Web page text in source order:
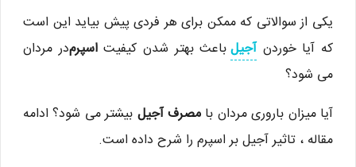
یکی از سوالاتی که ممکن برای هر فردی پیش بیاید این است
که آیا خوردنآجیلباعث بهتر شدن کیفیتاسپرمدر مردان
می شود؟
آیا میزان باروری مردان بامصرف آجیل بیشتر می شود؟ ادامه
مقاله ، تاثیر آجیل بر اسپرم را شرح داده است.